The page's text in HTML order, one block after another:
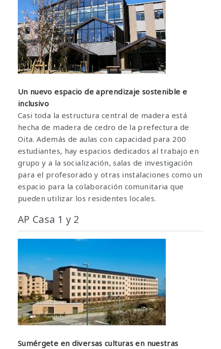
Un nuevo espacio de aprendizaje sostenible e
inclusivo
Casi toda la estructura central de madera está
hecha de madera de cedro de la prefectura de
Oita. Además de aulas con capacidad para 200
estudiantes, hay espacios dedicados al trabajo en
grupo y a la socialización, salas de investigación
para el profesorado y otras instalaciones como un
espacio para la colaboración comunitaria que
pueden utilizar los residentes locales.
AP Casa 1 y 2
Sumérgete en diversas culturas en nuestras